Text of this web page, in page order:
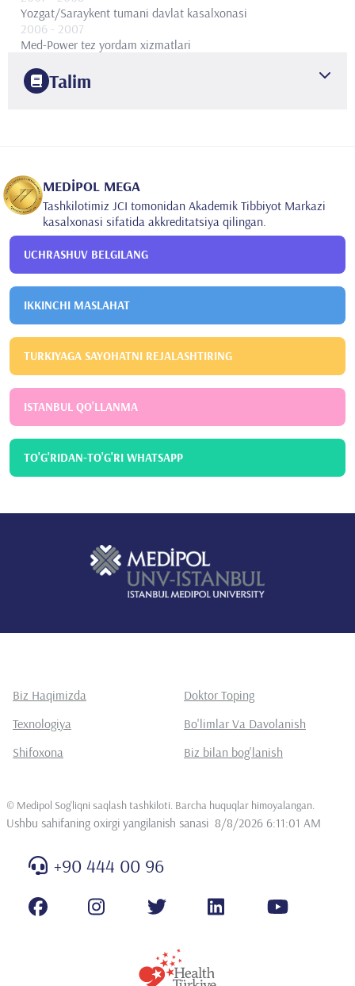
Yozgat/Saraykent tumani davlat kasalxonasi
2006 - 2007
Med-Power tez yordam xizmatlari
Talim
MEDİPOL MEGA
Tashkilotimiz JCI tomonidan Akademik Tibbiyot Markazi
kasalxonasi sifatida akkreditatsiya qilingan.
UCHRASHUV BELGILANG
IKKINCHI MASLAHAT
TURKIYAGA SAYOHATNI REJALASHTIRING
ISTANBUL QO'LLANMA
TO'G'RIDAN-TO'G'RI WHATSAPP
Biz Haqimizda
Doktor Toping
Texnologiya
Bo'limlar Va Davolanish
Shifoxona
Biz bilan bog'lanish
© Medipol Sog'liqni saqlash tashkiloti. Barcha huquqlar himoyalangan
Ushbu sahifaning oxirgi yangilanish sanasi 8/8/2026 6:11:01 AM
+90 444 00 96